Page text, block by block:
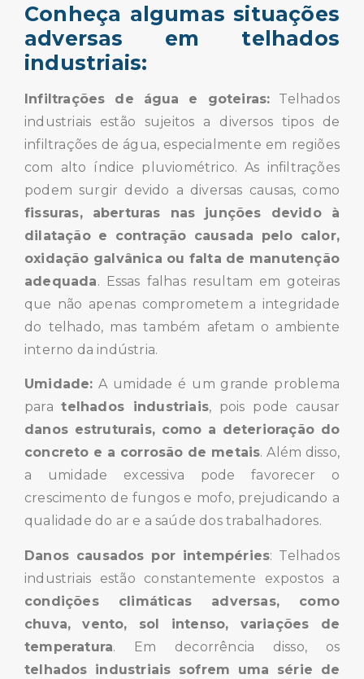
Conheça algumas situações
adversas em telhados
industriais:
Infiltrações de água e goteiras: Telhados
industriais estão sujeitos a diversos tipos de
infiltrações de água, especialmente em regiões
com alto índice pluviométrico. As infiltrações
podem surgir devido a diversas causas, como
fissuras, aberturas nas junções devido à
dilatação e contração causada pelo calor,
oxidação galvânica ou falta de manutenção
adequada. Essas falhas resultam em goteiras
que não apenas comprometem a integridade
do telhado, mas também afetam o ambiente
interno da indústria.
Umidade: A umidade é um grande problema
paratelhados industriais, pois pode causar
danos estruturais, como a deterioração do
concreto e a corrosão de metais. Além disso,
a umidade excessiva pode favorecer o
crescimento de fungos e mofo, prejudicando a
qualidade do ar e a saúde dos trabalhadores.
Danos causados por intempéries: Telhados
industriais estão constantemente expostos a
condições climáticas adversas, como
chuva, vento, sol intenso, variações de
temperatura. Em decorrência disso, os
telhados industriais sofrem uma série de